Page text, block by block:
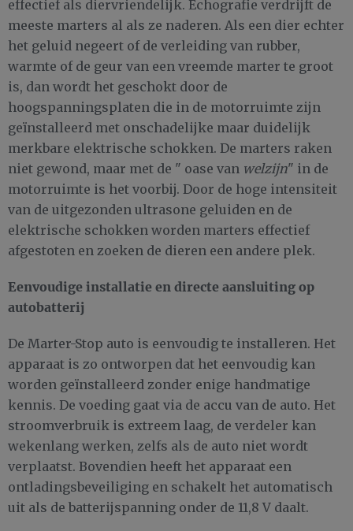
effectief als diervriendelijk. Echografie verdrijft de
meeste marters al als ze naderen. Als een dier echter
het geluid negeert of de verleiding van rubber,
warmte of de geur van een vreemde marter te groot
is, dan wordt het geschokt door de
hoogspanningsplaten die in de motorruimte zijn
geïnstalleerd met onschadelijke maar duidelijk
merkbare elektrische schokken. De marters raken
niet gewond, maar met de " oase van welzijn" in de
motorruimte is het voorbij. Door de hoge intensiteit
van de uitgezonden ultrasone geluiden en de
elektrische schokken worden marters effectief
afgestoten en zoeken de dieren een andere plek.
Eenvoudige installatie en directe aansluiting op
autobatterij
De Marter-Stop auto is eenvoudig te installeren. Het
apparaat is zo ontworpen dat het eenvoudig kan
worden geïnstalleerd zonder enige handmatige
kennis. De voeding gaat via de accu van de auto. Het
stroomverbruik is extreem laag, de verdeler kan
wekenlang werken, zelfs als de auto niet wordt
verplaatst. Bovendien heeft het apparaat een
ontladingsbeveiliging en schakelt het automatisch
uit als de batterijspanning onder de 11,8 V daalt.